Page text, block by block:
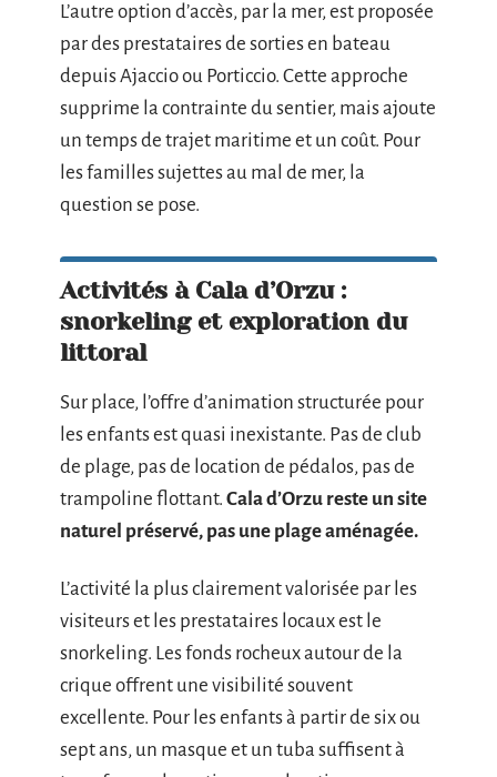
L’autre option d’accès, par la mer, est proposée
par des prestataires de sorties en bateau
depuis Ajaccio ou Porticcio. Cette approche
supprime la contrainte du sentier, mais ajoute
un temps de trajet maritime et un coût. Pour
les familles sujettes au mal de mer, la
question se pose.
Activités à Cala d’Orzu :
snorkeling et exploration du
littoral
Sur place, l’offre d’animation structurée pour
les enfants est quasi inexistante. Pas de club
de plage, pas de location de pédalos, pas de
trampoline flottant. Cala d’Orzu reste un site
naturel préservé, pas une plage aménagée.
L’activité la plus clairement valorisée par les
visiteurs et les prestataires locaux est le
snorkeling. Les fonds rocheux autour de la
crique offrent une visibilité souvent
excellente. Pour les enfants à partir de six ou
sept ans, un masque et un tuba suffisent à